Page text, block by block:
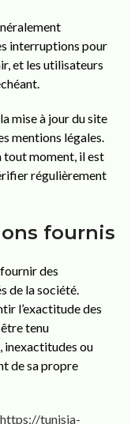
interruptions pour
et les utilisateurs
mise à jour du site
mentions légales.
tout moment, il est
régulièrement
fournis
des
de la société.
l’exactitude des
tenu
inexactitudes ou
de sa propre
https://tunisia-